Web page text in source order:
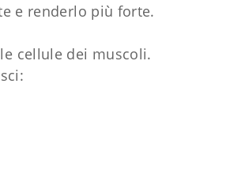
e renderlo più forte.
cellule dei muscoli.